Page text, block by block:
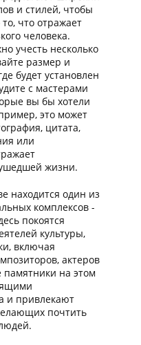
и стилей, чтобы
что отражает
человека.
учесть несколько
размер и
будет установлен
с мастерами
вы бы хотели
это может
цитата,
или
жизни.
находится один из
комплексов -
покоятся
культуры,
включая
актеров
памятники на этом
и привлекают
почтить